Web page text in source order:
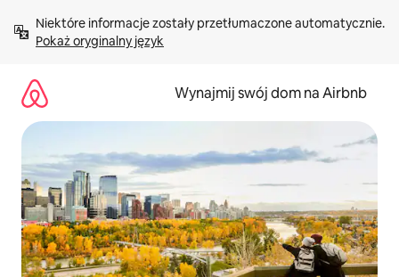
treści Pokaż oryginalny język
Wynajmij swój dom na Airbnb